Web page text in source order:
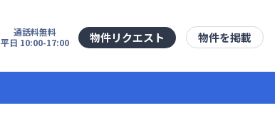
通話料無料
平日 10:00-17:00
物件リクエスト 物件を掲載